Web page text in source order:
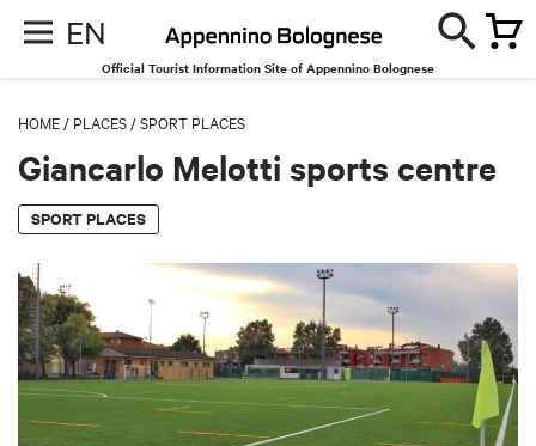
EN
Official Tourist Information Site of Appennino Bolognese
HOME / PLACES /SPORT PLACES
Giancarlo Melotti sports centre
SPORT PLACES